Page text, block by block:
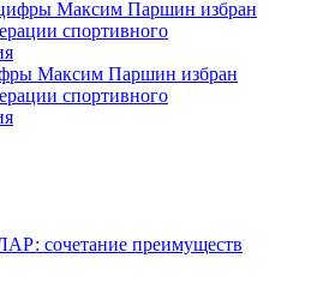
Максим Паршин избран
спортивного